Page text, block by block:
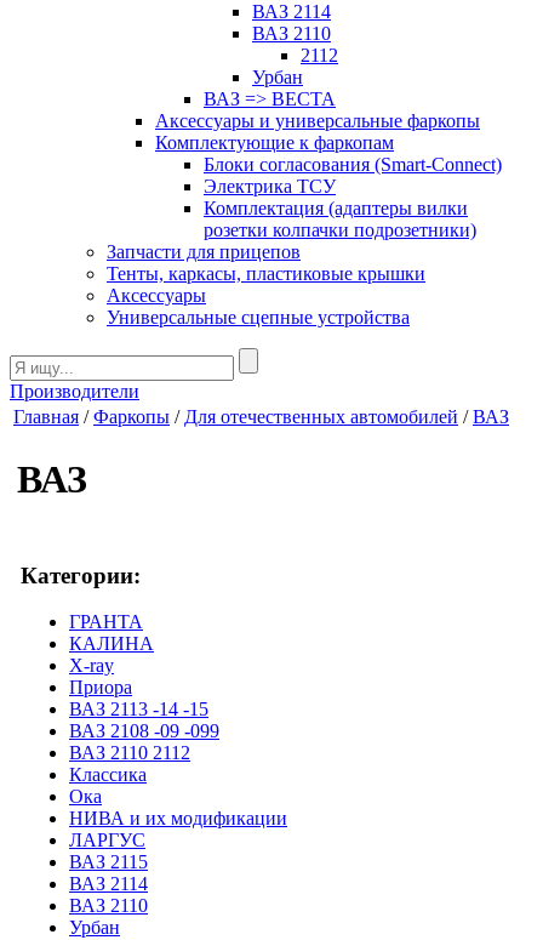
ВАЗ 2114
ВАЗ 2110
2112
Урбан
ВАЗ => ВЕСТА
Аксессуары и универсальные фаркопы
Комплектующие к фаркопам
Блоки согласования (Smart-Connect)
Электрика ТСУ
Комплектация (адаптеры вилки
розетки колпачки подрозетники)
Запчасти для прицепов
Тенты, каркасы, пластиковые крышки
Аксессуары
Универсальные сцепные устройства
Производители
Главная /Фаркопы / Для отечественных автомобилей /ВАЗ
ВАЗ
Категории:
ГРАНТА
КАЛИНА
X-ray
Приора
ВАЗ 2113 -14 -15
ВАЗ 2108 -09 -099
ВАЗ 2110 2112
Классика
Ока
НИВА и их модификации
ЛАРГУС
ВАЗ 2115
ВАЗ 2114
ВАЗ 2110
Урбан